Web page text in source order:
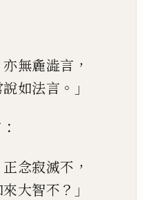
亦無麁澁言 ，
說如法言 。」
：
正念寂滅不 ，
來大智不 ？」